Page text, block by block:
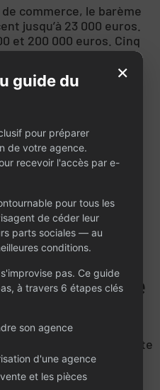
commerce, le barème
jusqu’à 23 000 euros.
et 200 000 euros. Cinq
euros. L’addition peut
(SARL) ou
sont respectivement
abattement) et de 0,1
les acheteurs à
réalisé dans un délai
Intégrer cette fiscalité
signature
des pénalités
fiscale.
INPI pour le
envoyés par la poste
en ligne, et c’est
du combattant.
×
guide du
pour préparer
de votre agence.
recevoir l'accès par e-
pour tous les
de céder leur
parts sociales — au
conditions.
pas. Ce guide
à travers 6 étapes clés
son agence
d'une agence
et les pièces